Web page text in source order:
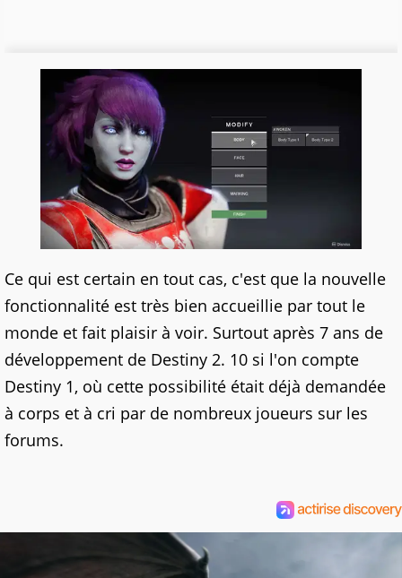
Ce qui est certain en tout cas, c'est que la nouvelle
fonctionnalité est très bien accueillie par tout le
monde et fait plaisir à voir. Surtout après 7 ans de
développement de Destiny 2. 10 si l'on compte
Destiny 1, où cette possibilité était déjà demandée
à corps et à cri par de nombreux joueurs sur les
forums.